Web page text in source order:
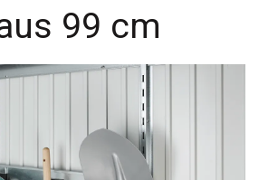
99 cm